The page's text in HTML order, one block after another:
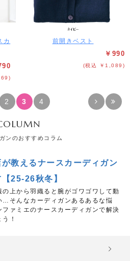
カ
前開きベスト
￥990
(税込 ￥1,089)
2 3 4
ンのおすすめコラム
教えるナースカーディガン
25-26秋冬】
の上から羽織ると腕がゴワゴワして動
…そんなカーディガンあるあるな悩
ファミエのナースカーディガンで解決
！